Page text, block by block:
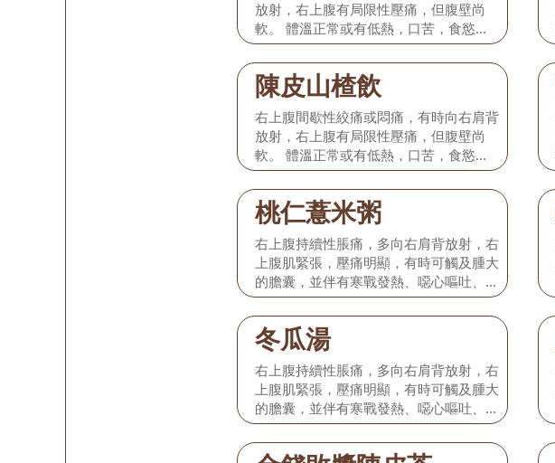
放射，右上腹有局限性壓痛，但腹壁尚
軟。 體溫正常或有低熱，口苦，食慾減
退，或有輕度噁心嘔吐，無黃疸，舌淡
紅，苔微黃，脈弦細或弦緊。 本型相當
於發病初期的膽絞痛或單純性急性膽囊
炎。
陳皮山楂飲
右上腹間歇性絞痛或悶痛，有時向右肩背
放射，右上腹有局限性壓痛，但腹壁尚
軟。 體溫正常或有低熱，口苦，食慾減
退，或有輕度噁心嘔吐，無黃疸，舌淡
紅，苔微黃，脈弦細或弦緊。 本型相當
於發病初期的膽絞痛或單純性急性膽囊
炎。
桃仁薏米粥
右上腹持續性脹痛，多向右肩背放射，右
上腹肌緊張，壓痛明顯，有時可觸及腫大
的膽囊，並伴有寒戰發熱、噁心嘔吐、口
渴尿赤、大便秘結，部分患者出現黃疸，
舌紅苔黃膩，脈弦滑而數。 本型相當於
化膿性、壞疽性膽囊炎，急性發作時，應
及時前往醫院積極就治，以防不測。 一
般在病情基本得到控制的情況下，配合如
下飲食療法。
冬瓜湯
右上腹持續性脹痛，多向右肩背放射，右
上腹肌緊張，壓痛明顯，有時可觸及腫大
的膽囊，並伴有寒戰發熱、噁心嘔吐、口
渴尿赤、大便秘結，部分患者出現黃疸，
舌紅苔黃膩，脈弦滑而數。 本型相當於